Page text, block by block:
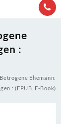
:
Ehemann:
: (EPUB, E-Book)